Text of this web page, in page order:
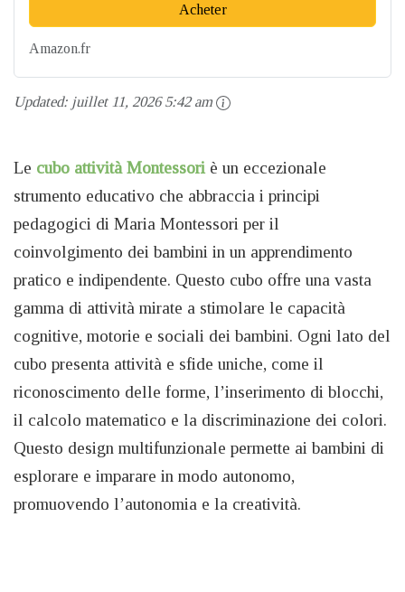
Acheter
Amazon.fr
Updated: juillet 11, 2026 5:42 am
Le cubo attività Montessori è un eccezionale
strumento educativo che abbraccia i principi
pedagogici di Maria Montessori per il
coinvolgimento dei bambini in un apprendimento
pratico e indipendente. Questo cubo offre una vasta
gamma di attività mirate a stimolare le capacità
cognitive, motorie e sociali dei bambini. Ogni lato del
cubo presenta attività e sfide uniche, come il
riconoscimento delle forme, l’inserimento di blocchi,
il calcolo matematico e la discriminazione dei colori.
Questo design multifunzionale permette ai bambini di
esplorare e imparare in modo autonomo,
promuovendo l’autonomia e la creatività.